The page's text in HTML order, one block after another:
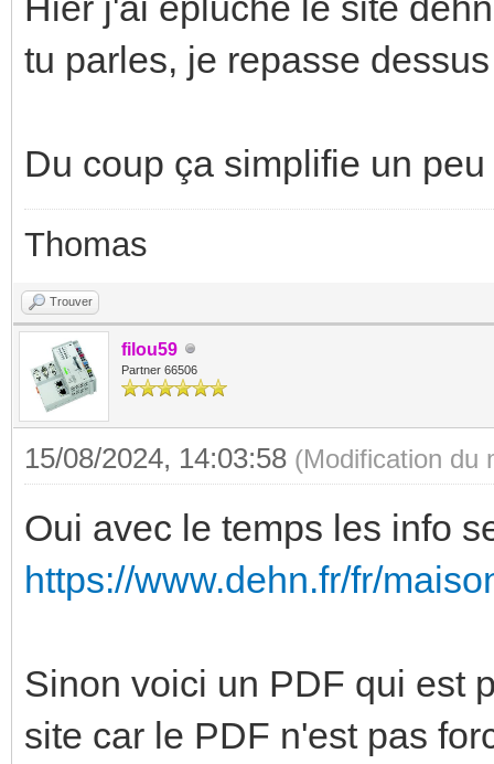
tu parles, je repasse
Du coup ça simplifie un
Thomas
Trouver
filou59
Partner 66506
15/08/2024, 14:03:58 (Modification du
Oui avec le temps les info
https://www.dehn.fr/fr/
Sinon voici un PDF qui est
site car le PDF n'est pas